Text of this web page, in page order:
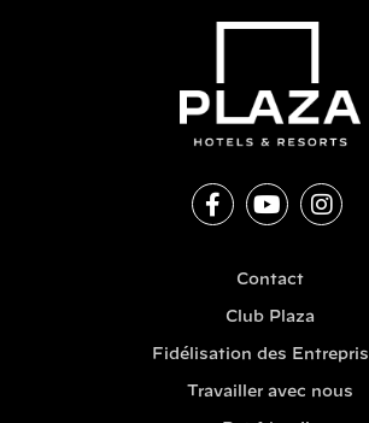
Contact
Club Plaza
Fidélisation des
Travailler avec nous